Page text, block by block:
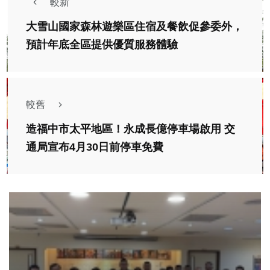
較新
大雪山國家森林遊樂區住宿及餐飲促參委外，
預計年底全區提供優質服務體驗
較舊
造福中市太平地區！永成長億停車場啟用 交
通局宣布4月30日前停車免費